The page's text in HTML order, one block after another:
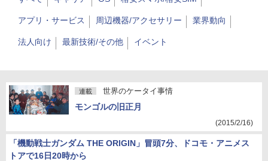
アプリ・サービス 周辺機器/アクセサリー 業界動向
法人向け 最新技術/その他 イベント
連載 世界のケータイ事情
モンゴルの旧正月
(2015/2/16)
「機動戦士ガンダム THE ORIGIN」冒頭7分、ドコモ・アニメス
トアで16日20時から